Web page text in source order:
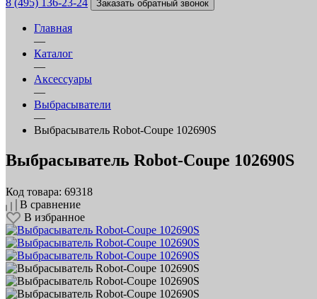
8 (495) 136-23-24 Заказать обратный звонок
Главная
—
Каталог
—
Аксессуары
—
Выбрасыватели
—
Выбрасыватель Robot-Coupe 102690S
Выбрасыватель Robot-Coupe 102690S
Код товара: 69318
В сравнение
В избранное